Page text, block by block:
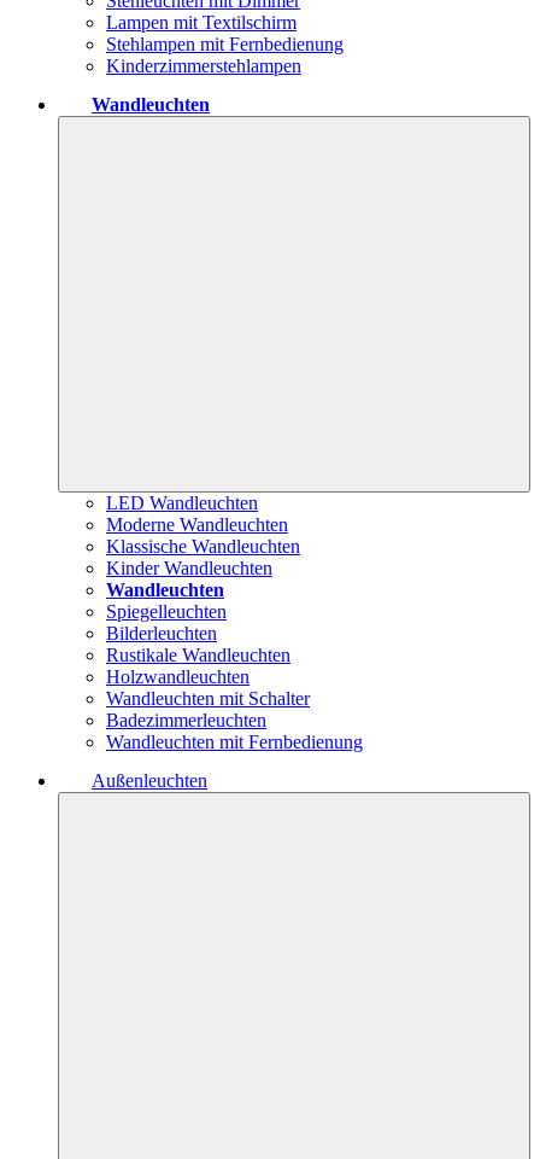
Lampen mit Textilschirm
Stehlampen mit Fernbedienung
Kinderzimmerstehlampen
Wandleuchten
LED Wandleuchten
Moderne Wandleuchten
Klassische Wandleuchten
Kinder Wandleuchten
Wandleuchten
Spiegelleuchten
Bilderleuchten
Rustikale Wandleuchten
Holzwandleuchten
Wandleuchten mit Schalter
Badezimmerleuchten
Wandleuchten mit Fernbedienung
Außenleuchten